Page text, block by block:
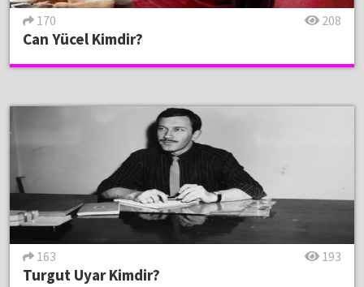
170 208
Can Yücel Kimdir?
163 193
Turgut Uyar Kimdir?